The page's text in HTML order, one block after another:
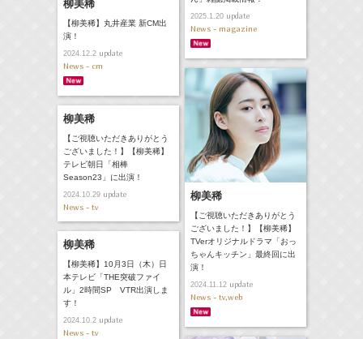
2025.1.20update
News - magazine
柳美稀
【柳美稀】丸井産業 新CM出
演！
2024.12.2update
News - cm
柳美稀
【ご視聴いただきありがとう
ございました！】【柳美稀】
TVerオリジナルドラマ「おっ
ちゃんキッチン」最終回に出
演！
2024.11.12update
News - tv,web
柳美稀
【ご視聴いただきありがとう
ございました！】【柳美稀】
テレビ朝日「相棒
Season23」に出演！
2024.10.29update
News - tv
柳美稀
【柳美稀】10月3日（木）日
本テレビ「THE突破ファイ
ル」2時間SP VTR出演しま
す！
2024.10.2update
News - tv